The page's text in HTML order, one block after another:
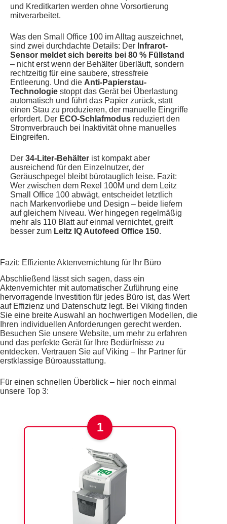
und Kreditkarten werden ohne Vorsortierung
mitverarbeitet.
Was den Small Office 100 im Alltag auszeichnet,
sind zwei durchdachte Details: Der Infrarot-
Sensor meldet sich bereits bei 80 % Füllstand
– nicht erst wenn der Behälter überläuft, sondern
rechtzeitig für eine saubere, stressfreie
Entleerung. Und die Anti-Papierstau-
Technologie stoppt das Gerät bei Überlastung
automatisch und führt das Papier zurück, statt
einen Stau zu produzieren, der manuelle Eingriffe
erfordert. Der ECO-Schlafmodus reduziert den
Stromverbrauch bei Inaktivität ohne manuelles
Eingreifen.
Der 34-Liter-Behälter ist kompakt aber
ausreichend für den Einzelnutzer, der
Geräuschpegel bleibt bürotauglich leise. Fazit:
Wer zwischen dem Rexel 100M und dem Leitz
Small Office 100 abwägt, entscheidet letztlich
nach Markenvorliebe und Design – beide liefern
auf gleichem Niveau. Wer hingegen regelmäßig
mehr als 110 Blatt auf einmal vernichtet, greift
besser zum Leitz IQ Autofeed Office 150.
Fazit: Effiziente Aktenvernichtung für Ihr Büro
Abschließend lässt sich sagen, dass ein
Aktenvernichter mit automatischer Zuführung eine
hervorragende Investition für jedes Büro ist, das Wert
auf Effizienz und Datenschutz legt. Bei Viking finden
Sie eine breite Auswahl an hochwertigen Modellen, die
Ihren individuellen Anforderungen gerecht werden.
Besuchen Sie unsere Website, um mehr zu erfahren
und das perfekte Gerät für Ihre Bedürfnisse zu
entdecken. Vertrauen Sie auf Viking – Ihr Partner für
erstklassige Büroausstattung.
Für einen schnellen Überblick – hier noch einmal
unsere Top 3:
1